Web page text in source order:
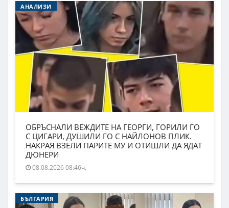
АНАЛИЗИ
ОБРЪСНАЛИ ВЕЖДИТЕ НА ГЕОРГИ, ГОРИЛИ ГО
С ЦИГАРИ, ДУШИЛИ ГО С НАЙЛОНОВ ПЛИК.
НАКРАЯ ВЗЕЛИ ПАРИТЕ МУ И ОТИШЛИ ДА ЯДАТ
ДЮНЕРИ
08.08.2026 08:46ч.
БЪЛГАРИЯ